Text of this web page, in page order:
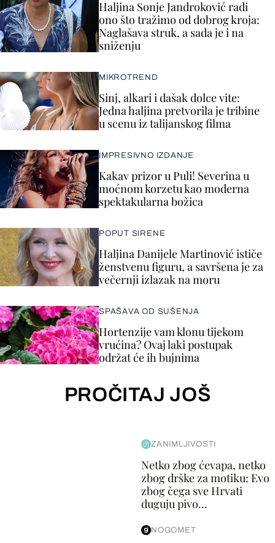
Haljina Sonje Jandroković radi
ono što tražimo od dobrog kroja:
Naglašava struk, a sada je i na
sniženju
MIKROTREND
Sinj, alkari i dašak dolce vite:
Jedna haljina pretvorila je tribine
u scenu iz talijanskog filma
IMPRESIVNO IZDANJE
Kakav prizor u Puli! Severina u
moćnom korzetu kao moderna
spektakularna božica
POPUT SIRENE
Haljina Danijele Martinović ističe
ženstvenu figuru, a savršena je za
večernji izlazak na moru
SPAŠAVA OD SUŠENJA
Hortenzije vam klonu tijekom
vrućina? Ovaj laki postupak
održat će ih bujnima
PROČITAJ JOŠ
ZANIMLJIVOSTI
Netko zbog ćevapa, netko
zbog drške za motiku: Evo
zbog čega sve Hrvati
duguju pivo...
NOGOMET